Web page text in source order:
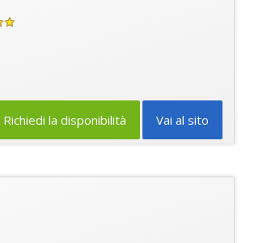
Vai al sito
Richiedi la disponibilità